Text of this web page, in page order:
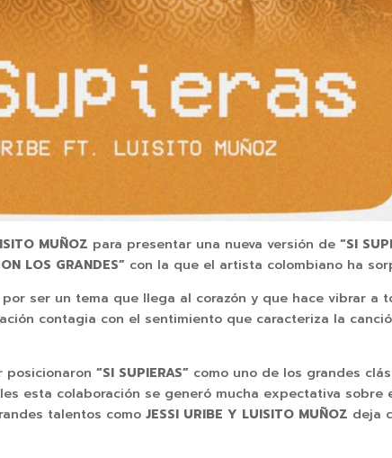
MUÑOZ para presentar una nueva versión de“SI
LOS GRANDES” con la que el artista colombiano ha
ser un tema que llega al corazón y que hace vibrar a
contagia con el sentimiento que caracteriza la
posicionaron“SI SUPIERAS” como uno de los grandes
esta colaboración se generó mucha expectativa sobre
talentos comoJESSI URIBE Y LUISITO MUÑOZ deja